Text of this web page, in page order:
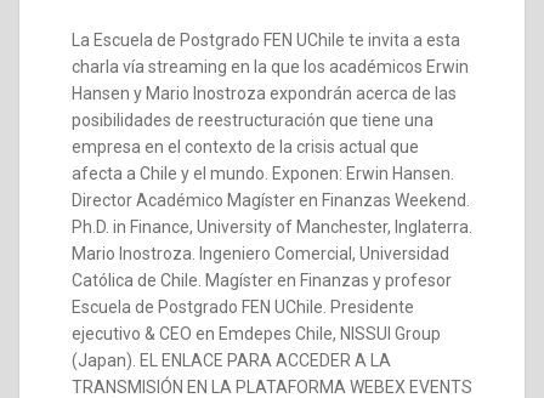
La Escuela de Postgrado FEN UChile te invita a esta
charla vía streaming en la que los académicos Erwin
Hansen y Mario Inostroza expondrán acerca de las
posibilidades de reestructuración que tiene una
empresa en el contexto de la crisis actual que
afecta a Chile y el mundo. Exponen: Erwin Hansen.
Director Académico Magíster en Finanzas Weekend.
Ph.D. in Finance, University of Manchester, Inglaterra.
Mario Inostroza. Ingeniero Comercial, Universidad
Católica de Chile. Magíster en Finanzas y profesor
Escuela de Postgrado FEN UChile. Presidente
ejecutivo & CEO en Emdepes Chile, NISSUI Group
(Japan). EL ENLACE PARA ACCEDER A LA
TRANSMISIÓN EN LA PLATAFORMA WEBEX EVENTS